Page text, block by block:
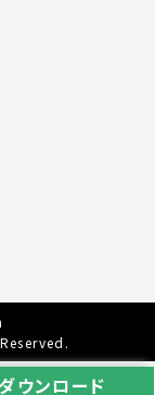
ウンロード